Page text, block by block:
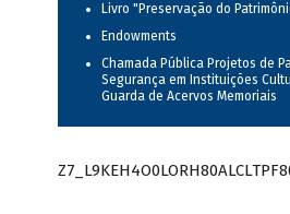
Livro "Preservação do
Endowments
Chamada Pública Projetos de
Segurança em Instituições
Guarda de Acervos Memoriais